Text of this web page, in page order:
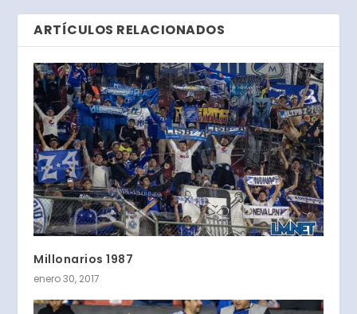
ARTÍCULOS RELACIONADOS
Millonarios 1987
enero 30, 2017